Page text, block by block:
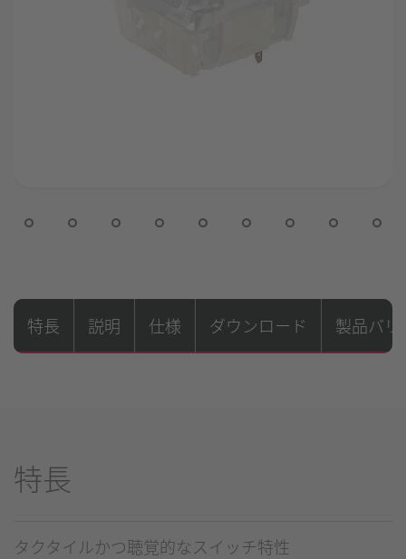
特長 説明 仕様 ダウンロード 製品バ
特長
タクタイルかつ聴覚的なスイッチ特性